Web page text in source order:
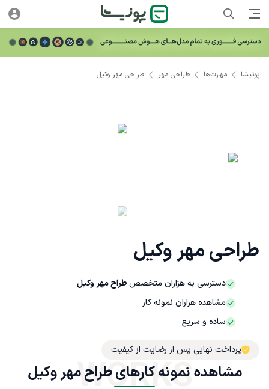
طراحی مهر وکیل
دسترسی به هزاران متخصصطراح مهر وکیل
مشاهده هزاران نمونه کار
ساده و سریع
پرداخت نهایی پس از رضایت از کیفیت
پونیشا مهارت‌ها طراحی مهر طراحی مهر وکیل
مشاهده نمونه کارهای طراح مهر وکیل
WORKS